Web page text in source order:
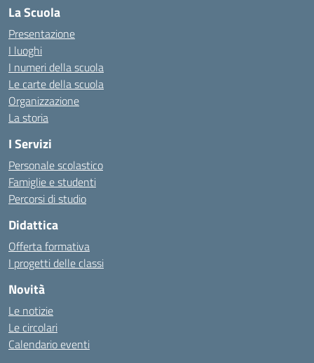
La Scuola
Presentazione
I luoghi
I numeri della scuola
Le carte della scuola
Organizzazione
La storia
I Servizi
Personale scolastico
Famiglie e studenti
Percorsi di studio
Didattica
Offerta formativa
I progetti delle classi
Novità
Le notizie
Le circolari
Calendario eventi